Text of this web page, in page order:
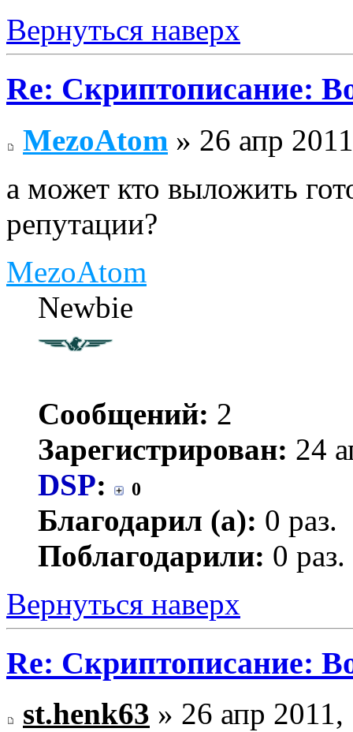
Вернуться наверх
Re: Скриптописание:
MezoAtom » 26 апр
а может кто выложить
репутации?
MezoAtom
Newbie
Сообщений: 2
Зарегистрирован: 24
DSP: 0
Благодарил (а): 0 раз.
Поблагодарили: 0 раз.
Вернуться наверх
Re: Скриптописание:
st.henk63 » 26 апр